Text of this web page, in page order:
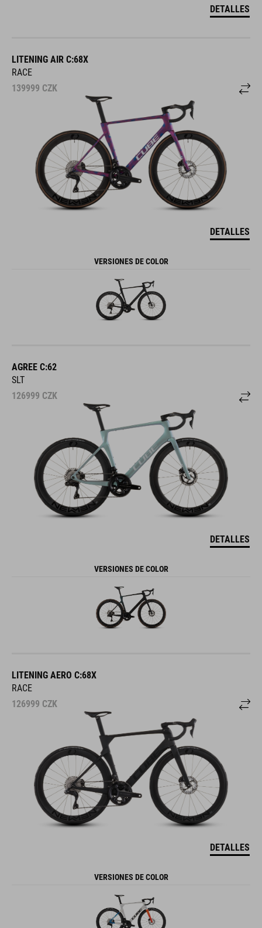
DETALLES
LITENING AIR C:68X
RACE
139999 CZK
DETALLES
VERSIONES DE COLOR
AGREE C:62
SLT
126999 CZK
DETALLES
VERSIONES DE COLOR
LITENING AERO C:68X
RACE
126999 CZK
DETALLES
VERSIONES DE COLOR